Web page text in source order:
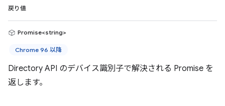
戻り値
Promise<string>
Chrome 96 以降
Directory API のデバイス識別子で解決される Promise を
返します。